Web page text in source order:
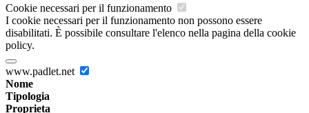
Cookie necessari per il funzionamento
I cookie necessari per il funzionamento non possono essere
disabilitati. È possibile consultare l'elenco nella pagina della cookie
policy.
www.padlet.net
Nome
Tipologia
Proprieta